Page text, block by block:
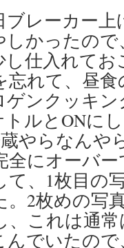
レーカー
かったので
仕入れてお
れて、昼食
ゲンクッキ
ルとONに
やらなんや
全にオーバ
て、1枚目の
。2枚めの写
、これは通
でいたの